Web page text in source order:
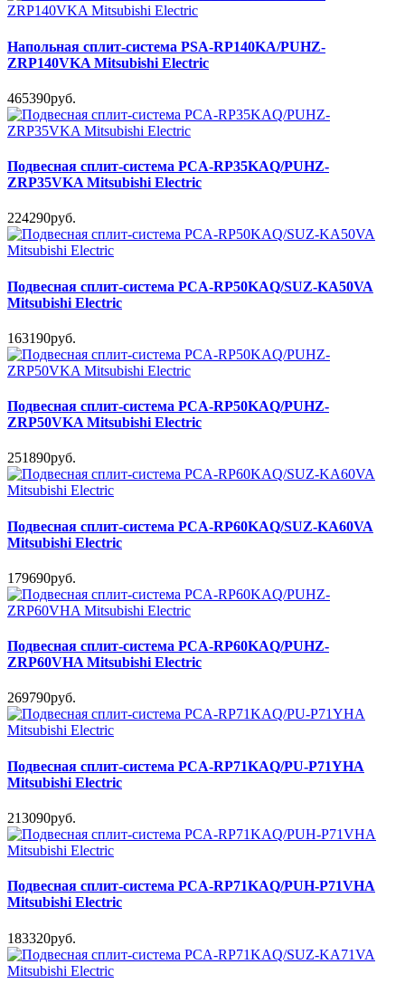
Напольная сплит-система PSA-RP140KA/PUHZ-
ZRP140VKA Mitsubishi Electric
465390руб.
Подвесная сплит-система PCA-RP35KAQ/PUHZ-
ZRP35VKA Mitsubishi Electric
224290руб.
Подвесная сплит-система PCA-RP50KAQ/SUZ-KA50VA
Mitsubishi Electric
163190руб.
Подвесная сплит-система PCA-RP50KAQ/PUHZ-
ZRP50VKA Mitsubishi Electric
251890руб.
Подвесная сплит-система PCA-RP60KAQ/SUZ-KA60VA
Mitsubishi Electric
179690руб.
Подвесная сплит-система PCA-RP60KAQ/PUHZ-
ZRP60VHA Mitsubishi Electric
269790руб.
Подвесная сплит-система PCA-RP71KAQ/PU-P71YHA
Mitsubishi Electric
213090руб.
Подвесная сплит-система PCA-RP71KAQ/PUH-P71VHA
Mitsubishi Electric
183320руб.